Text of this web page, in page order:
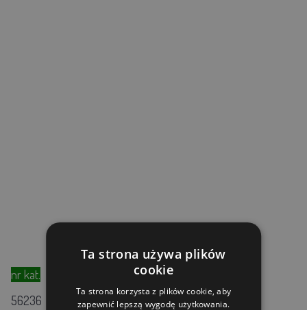
nr kat.
długość cięcia
56236
nr 50 0,2 mm - golenie
Ta strona używa plików
cookie
Ta strona korzysta z plików cookie, aby
zapewnić lepszą wygodę użytkowania.